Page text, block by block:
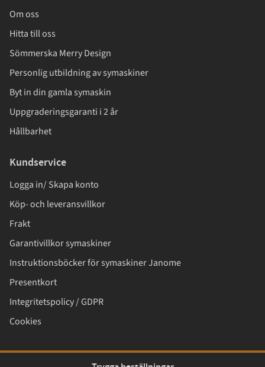
Om oss
Hitta till oss
Sömmerska Merry Design
Personlig utbildning av symaskiner
Byt in din gamla symaskin
Uppgraderingsgaranti i 2 år
Hållbarhet
Kundservice
Logga in/ Skapa konto
Köp- och leveransvillkor
Frakt
Garantivillkor symaskiner
Instruktionsböcker för symaskiner Janome
Presentkort
Integritetspolicy / GDPR
Cookies